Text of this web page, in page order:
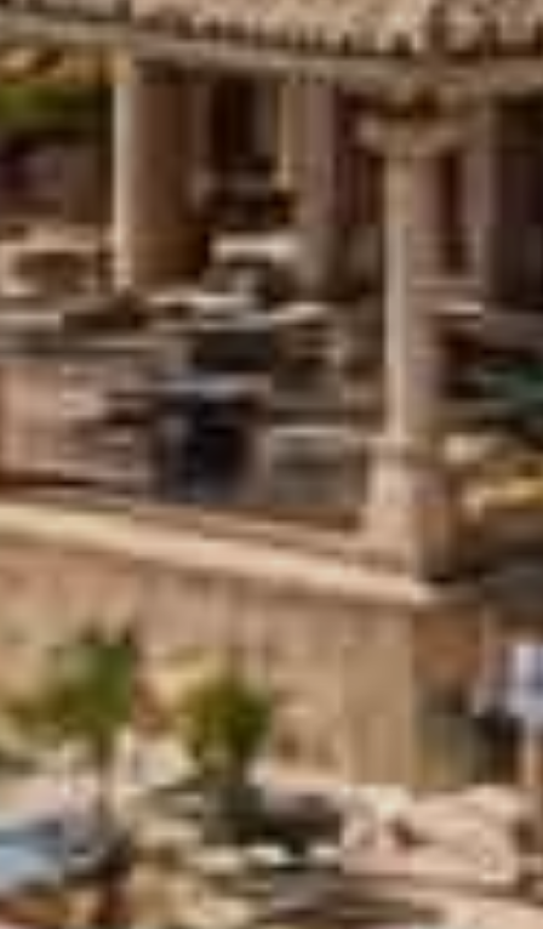
Maison
Nos annonces
Zoek met ons
naar uw Spaanse (t)huis
Wij contacteren u vrijblijvend voor een persoonlijke
opvolging
Wilt u graag dat wij u opbellen? Laat uw gegevens
achter en binnen de 24u nemen wij contact met u
op. Samen starten we uw zoektocht naar uw
droomwoning in Spanje.